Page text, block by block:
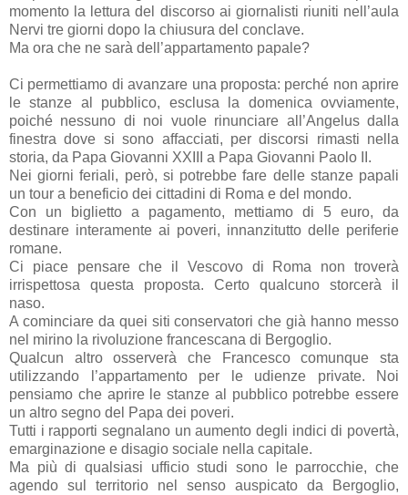
momento la lettura del discorso ai giornalisti riuniti nell’aula
Nervi tre giorni dopo la chiusura del conclave.
Ma ora che ne sarà dell’appartamento papale?
Ci permettiamo di avanzare una proposta: perché non aprire
le stanze al pubblico, esclusa la domenica ovviamente,
poiché nessuno di noi vuole rinunciare all’Angelus dalla
finestra dove si sono affacciati, per discorsi rimasti nella
storia, da Papa Giovanni XXIII a Papa Giovanni Paolo II.
Nei giorni feriali, però, si potrebbe fare delle stanze papali
un tour a beneficio dei cittadini di Roma e del mondo.
Con un biglietto a pagamento, mettiamo di 5 euro, da
destinare interamente ai poveri, innanzitutto delle periferie
romane.
Ci piace pensare che il Vescovo di Roma non troverà
irrispettosa questa proposta. Certo qualcuno storcerà il
naso.
A cominciare da quei siti conservatori che già hanno messo
nel mirino la rivoluzione francescana di Bergoglio.
Qualcun altro osserverà che Francesco comunque sta
utilizzando l’appartamento per le udienze private. Noi
pensiamo che aprire le stanze al pubblico potrebbe essere
un altro segno del Papa dei poveri.
Tutti i rapporti segnalano un aumento degli indici di povertà,
emarginazione e disagio sociale nella capitale.
Ma più di qualsiasi ufficio studi sono le parrocchie, che
agendo sul territorio nel senso auspicato da Bergoglio,